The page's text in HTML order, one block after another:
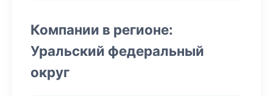
Компании в регионе:
Уральский федеральный
округ